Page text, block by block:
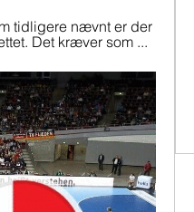
tidligere nævnt er der
Det kræver som ...